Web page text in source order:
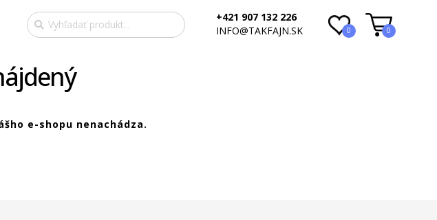
+421 907 132 226
INFO@TAKFAJN.SK
0 0
e-shopu nenachádza.